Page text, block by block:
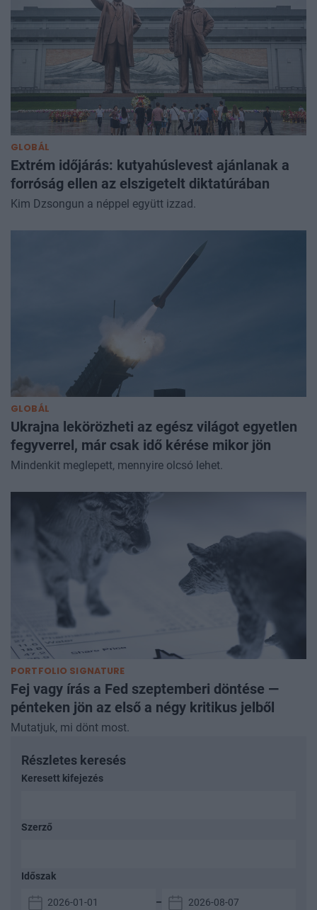
GLOBÁL
Extrém időjárás: kutyahúslevest ajánlanak a
forróság ellen az elszigetelt diktatúrában
Kim Dzsongun a néppel együtt izzad.
GLOBÁL
Ukrajna lekörözheti az egész világot egyetlen
fegyverrel, már csak idő kérése mikor jön
Mindenkit meglepett, mennyire olcsó lehet.
PORTFOLIO SIGNATURE
Fej vagy írás a Fed szeptemberi döntése —
pénteken jön az első a négy kritikus jelből
Mutatjuk, mi dönt most.
Részletes keresés
Keresett kifejezés
Szerző
Időszak
–